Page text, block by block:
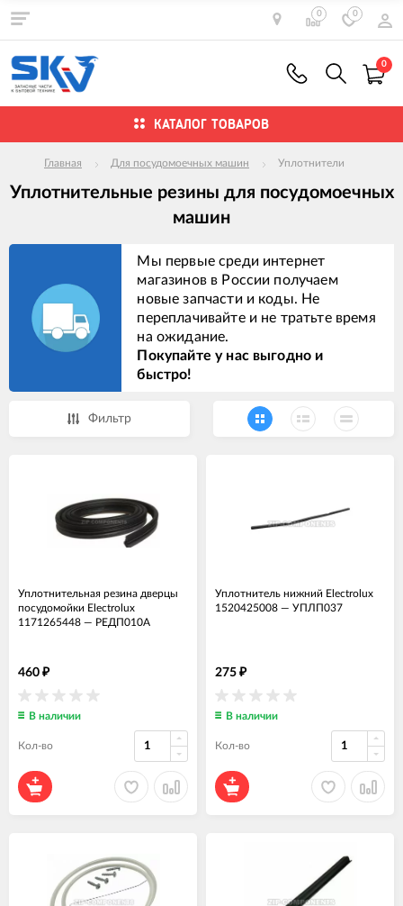
0 0
0
КАТАЛОГ ТОВАРОВ
Главная Для посудомоечных машин Уплотнители
Уплотнительные резины для посудомоечных
машин
Мы первые среди интернет
магазинов в России получаем
новые запчасти и коды. Не
переплачивайте и не тратьте время
на ожидание.
Покупайте у нас выгодно и
быстро!
Фильтр
Уплотнительная резина дверцы
посудомойки Electrolux
1171265448 — РЕДП010А
460 ₽
В наличии
Кол-во
Уплотнитель нижний Electrolux
1520425008 — УПЛП037
275 ₽
В наличии
Кол-во